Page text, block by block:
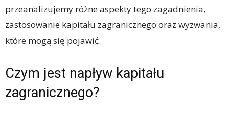
przeanalizujemy różne aspekty tego zagadnienia,
zastosowanie kapitału zagranicznego oraz wyzwania,
które mogą się pojawić.
Czym jest napływ kapitału
zagranicznego?